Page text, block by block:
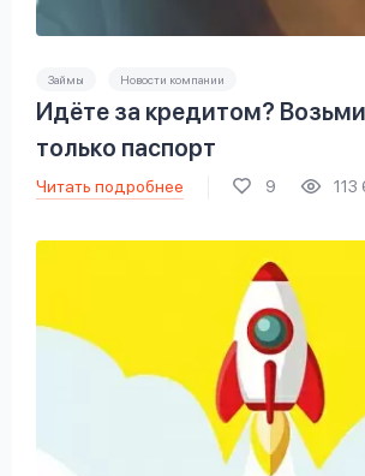
Займы Новости компании
Идёте за кредитом?
только паспорт
Читать подробнее 9 113